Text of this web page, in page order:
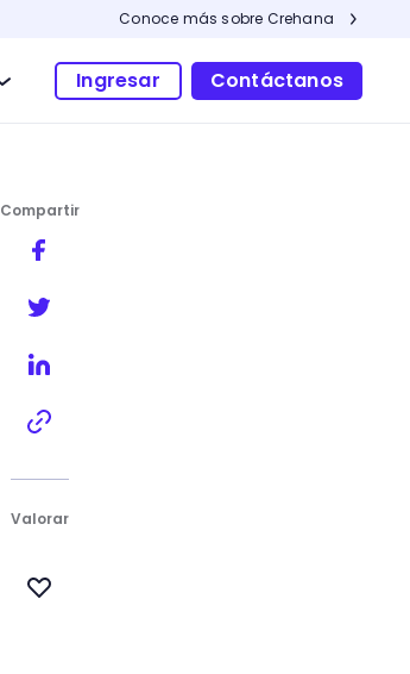
Conoce más sobre Crehana
Ingresar Contáctanos
Compartir
Valorar